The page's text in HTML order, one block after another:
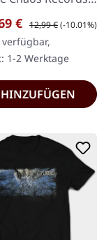
Mit
nagende
zeigen sich
€ Regulärer Preis:
12,99 €(-10.01%)
1-2 Werktage
HINZUFÜGEN